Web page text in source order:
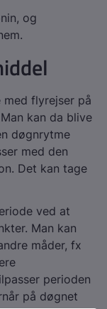
og
med flyrejser på
kan da blive
døgnrytme
med den
Det kan tage
ved at
Man kan
måder, fx
perioden
på døgnet